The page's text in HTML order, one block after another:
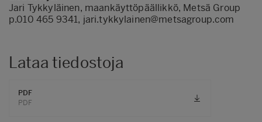
Jari Tykkyläinen, maankäyttöpäällikkö, Metsä Group
p.010 465 9341, jari.tykkylainen@metsagroup.com
Lataa tiedostoja
PDF
PDF